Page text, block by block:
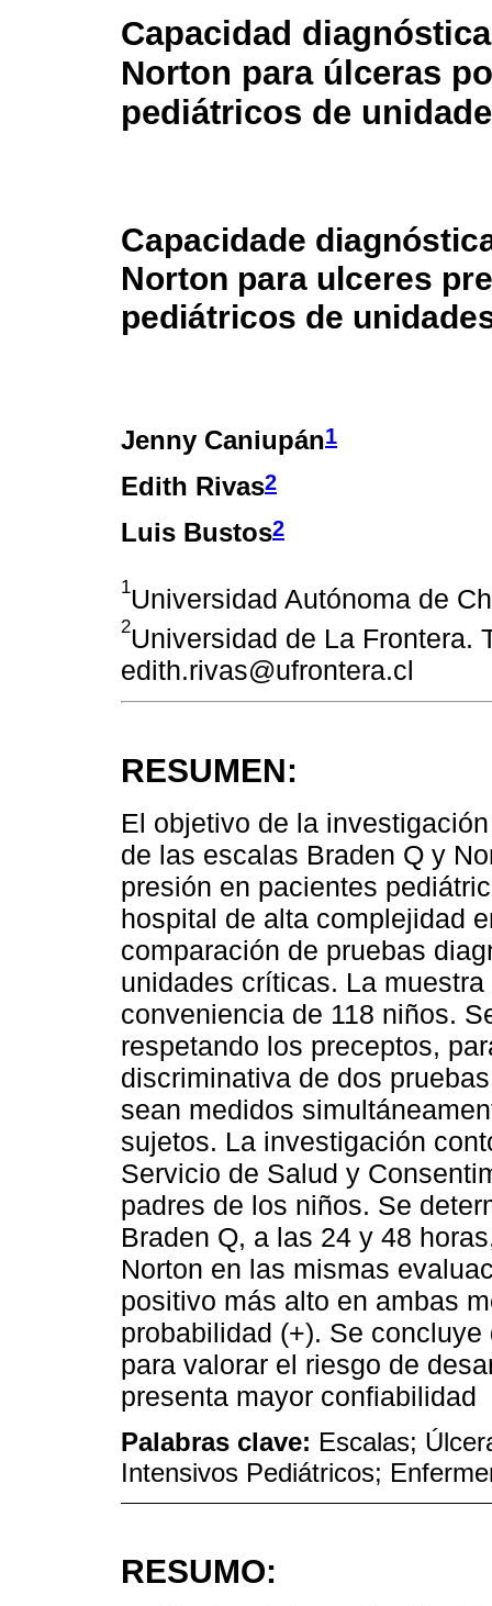
Capacidad
Norton para úlceras
pediátricos de
Capacidade
Norton para ulceres
pediátricos de
Jenny Caniupán1
Edith Rivas2
Luis Bustos2
1Universidad Autónoma de
2Universidad de La Frontera.
edith.rivas@ufrontera.cl
RESUMEN:
El objetivo de la
de las escalas Braden Q y
presión en pacientes
hospital de alta complejidad
comparación de pruebas
unidades críticas. La
conveniencia de 118 niños.
respetando los preceptos,
discriminativa de dos
sean medidos
sujetos. La investigación
Servicio de Salud y
padres de los niños. Se
Braden Q, a las 24 y 48
Norton en las mismas
positivo más alto en ambas
probabilidad (+). Se
para valorar el riesgo de
presenta mayor confiabilidad
Palabras clave: Escalas;
Intensivos Pediátricos;
RESUMO: